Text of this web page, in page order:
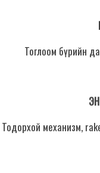
Тоглоом бүрийн
Тодорхой механизм,